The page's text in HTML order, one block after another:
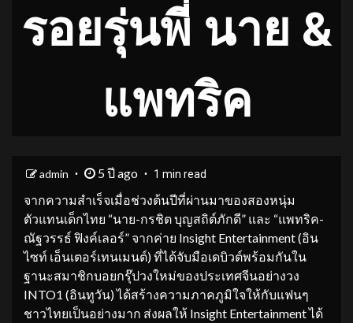
รอยรุ่นพี่ นาย &
แพทริค
admin 5 ปี ago 1 min read
จากความสำเร็จเมื่อช่วงต้นปีที่ผ่านมาของสองหนุ่ม
ตัวแทนเด็กไทย “นาย-กรชิต บุญสถิต์ภักดี” และ “แพทริค-
ณัฐวรรธ์ ฟิงค์เลอร์” จากค่าย Insight Entertainment (อิน
ไซท์ เอ็นเตอร์เทนเมนต์) ที่ได้จับมือเดบิวต์พร้อมกันใน
ฐานะสมาชิกบอยกรุ๊ปวงใหม่ของประเทศจีนอย่างวง
INTO1 (อินทูวัน) ได้สร้างความภาคภูมิใจให้กับแฟนๆ
ชาวไทยเป็นอย่างมาก ส่งผลให้ Insight Entertainment ได้